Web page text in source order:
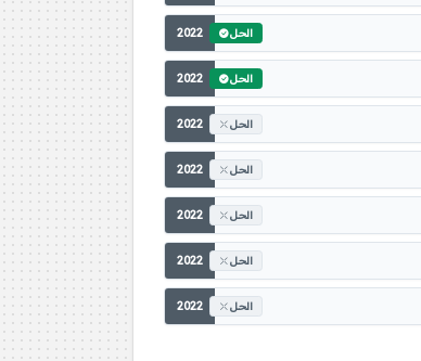
2022 الحل
2022 الحل
2022 الحل
2022 الحل
2022 الحل
2022 الحل
2022 الحل